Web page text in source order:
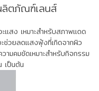
ลิตภัณฑ์เลนส์
แสง เหมาะสำหรับสภาพแดด
ช่วยลดแสงฟุ้งที่เกิดจากผิว
มคมชัดเหมาะสำหรับกิจกรรม
เป็นต้น